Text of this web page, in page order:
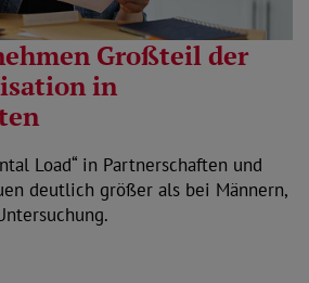
Großteil der
in
Load“ in Partnerschaften und
deutlich größer als bei Männern,